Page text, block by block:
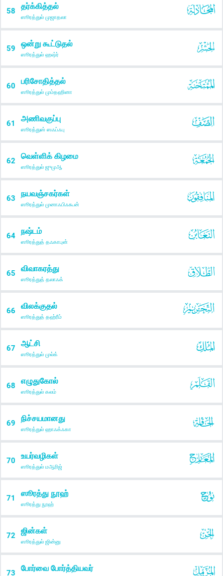
58 தர்க்கித்தல்
ஸூரத்துல் முஜாதலா
59 ஒன்று கூட்டுதல்
ஸூரத்துல் ஹஷ்ர்
60 பரிசோதித்தல்
ஸூரத்துல் மும்தஹினா
61 அணிவகுப்பு
ஸூரத்துஸ் ஸஃப்ஃபு
62 வெள்ளிக் கிழமை
ஸூரத்துல் ஜுமுஆ
63 நயவஞ்சகர்கள்
ஸூரத்துல் முனாஃபிஃகூன்
64 நஷ்டம்
ஸூரத்துத் தஃகாபுன்
65 விவாகரத்து
ஸூரத்துத் தலாஃக்
66 விலக்குதல்
ஸூரத்துத் தஹ்ரீம்
67 ஆட்சி
ஸூரத்துல் முல்க்
68 எழுதுகோல்
ஸூரத்துல் கலம்
69 நிச்சயமானது
ஸூரத்துல் ஹாஃக்ஃகா
70 உயர்வழிகள்
ஸூரத்துல் மஆரிஜ்
71 ஸூரத்து நூஹ்
ஸூரத்து நூஹ்
72 ஜின்கள்
ஸூரத்துல் ஜின்னு
73 போர்வை போர்த்தியவர்